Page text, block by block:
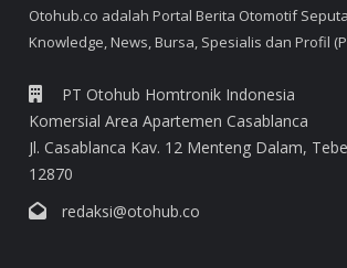
Otohub.co adalah Portal Berita Otomotif
Knowledge, News, Bursa, Spesialis dan Profil
PT Otohub Homtronik Indonesia
Komersial Area Apartemen Casablanca
Jl. Casablanca Kav. 12 Menteng Dalam,
12870
redaksi@otohub.co